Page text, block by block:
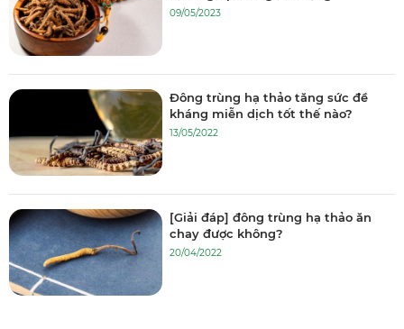
09/05/2023
Đông trùng hạ thảo tăng sức đề
kháng miễn dịch tốt thế nào?
13/05/2022
[Giải đáp] đông trùng hạ thảo ăn
chay được không?
20/04/2022